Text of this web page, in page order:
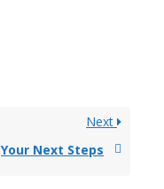
Next
Your Next Steps